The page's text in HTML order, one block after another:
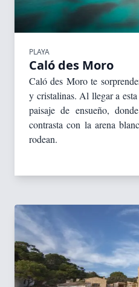
PLAYA
Caló des Moro
Caló des Moro te
y cristalinas. Al llegar a
paisaje de ensueño,
contrasta con la arena
rodean.